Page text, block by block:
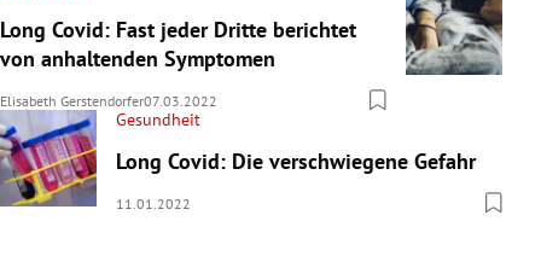
Long Covid: Fast jeder Dritte berichtet
von anhaltenden Symptomen
Elisabeth Gerstendorfer07.03.2022
Gesundheit
Long Covid: Die verschwiegene Gefahr
11.01.2022